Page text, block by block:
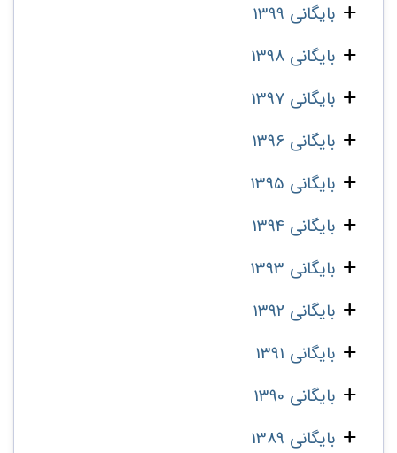
بایگانی 1399
بایگانی 1398
بایگانی 1397
بایگانی 1396
بایگانی 1395
بایگانی 1394
بایگانی 1393
بایگانی 1392
بایگانی 1391
بایگانی 1390
بایگانی 1389